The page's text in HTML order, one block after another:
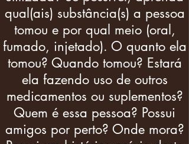
qual(ais) substância(s) a pessoa
tomou e por qual meio (oral,
fumado, injetado). O quanto ela
tomou? Quando tomou? Estará
ela fazendo uso de outros
medicamentos ou suplementos?
Quem é essa pessoa? Possui
amigos por perto? Onde mora?